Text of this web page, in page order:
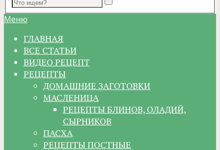
Меню
ГЛАВНАЯ
ВСЕ СТАТЬИ
ВИДЕО РЕЦЕПТ
РЕЦЕПТЫ
ДОМАШНИЕ ЗАГОТОВКИ
МАСЛЕНИЦА
РЕЦЕПТЫ БЛИНОВ, ОЛАДИЙ,
СЫРНИКОВ
ПАСХА
РЕЦЕПТЫ ПОСТНЫЕ